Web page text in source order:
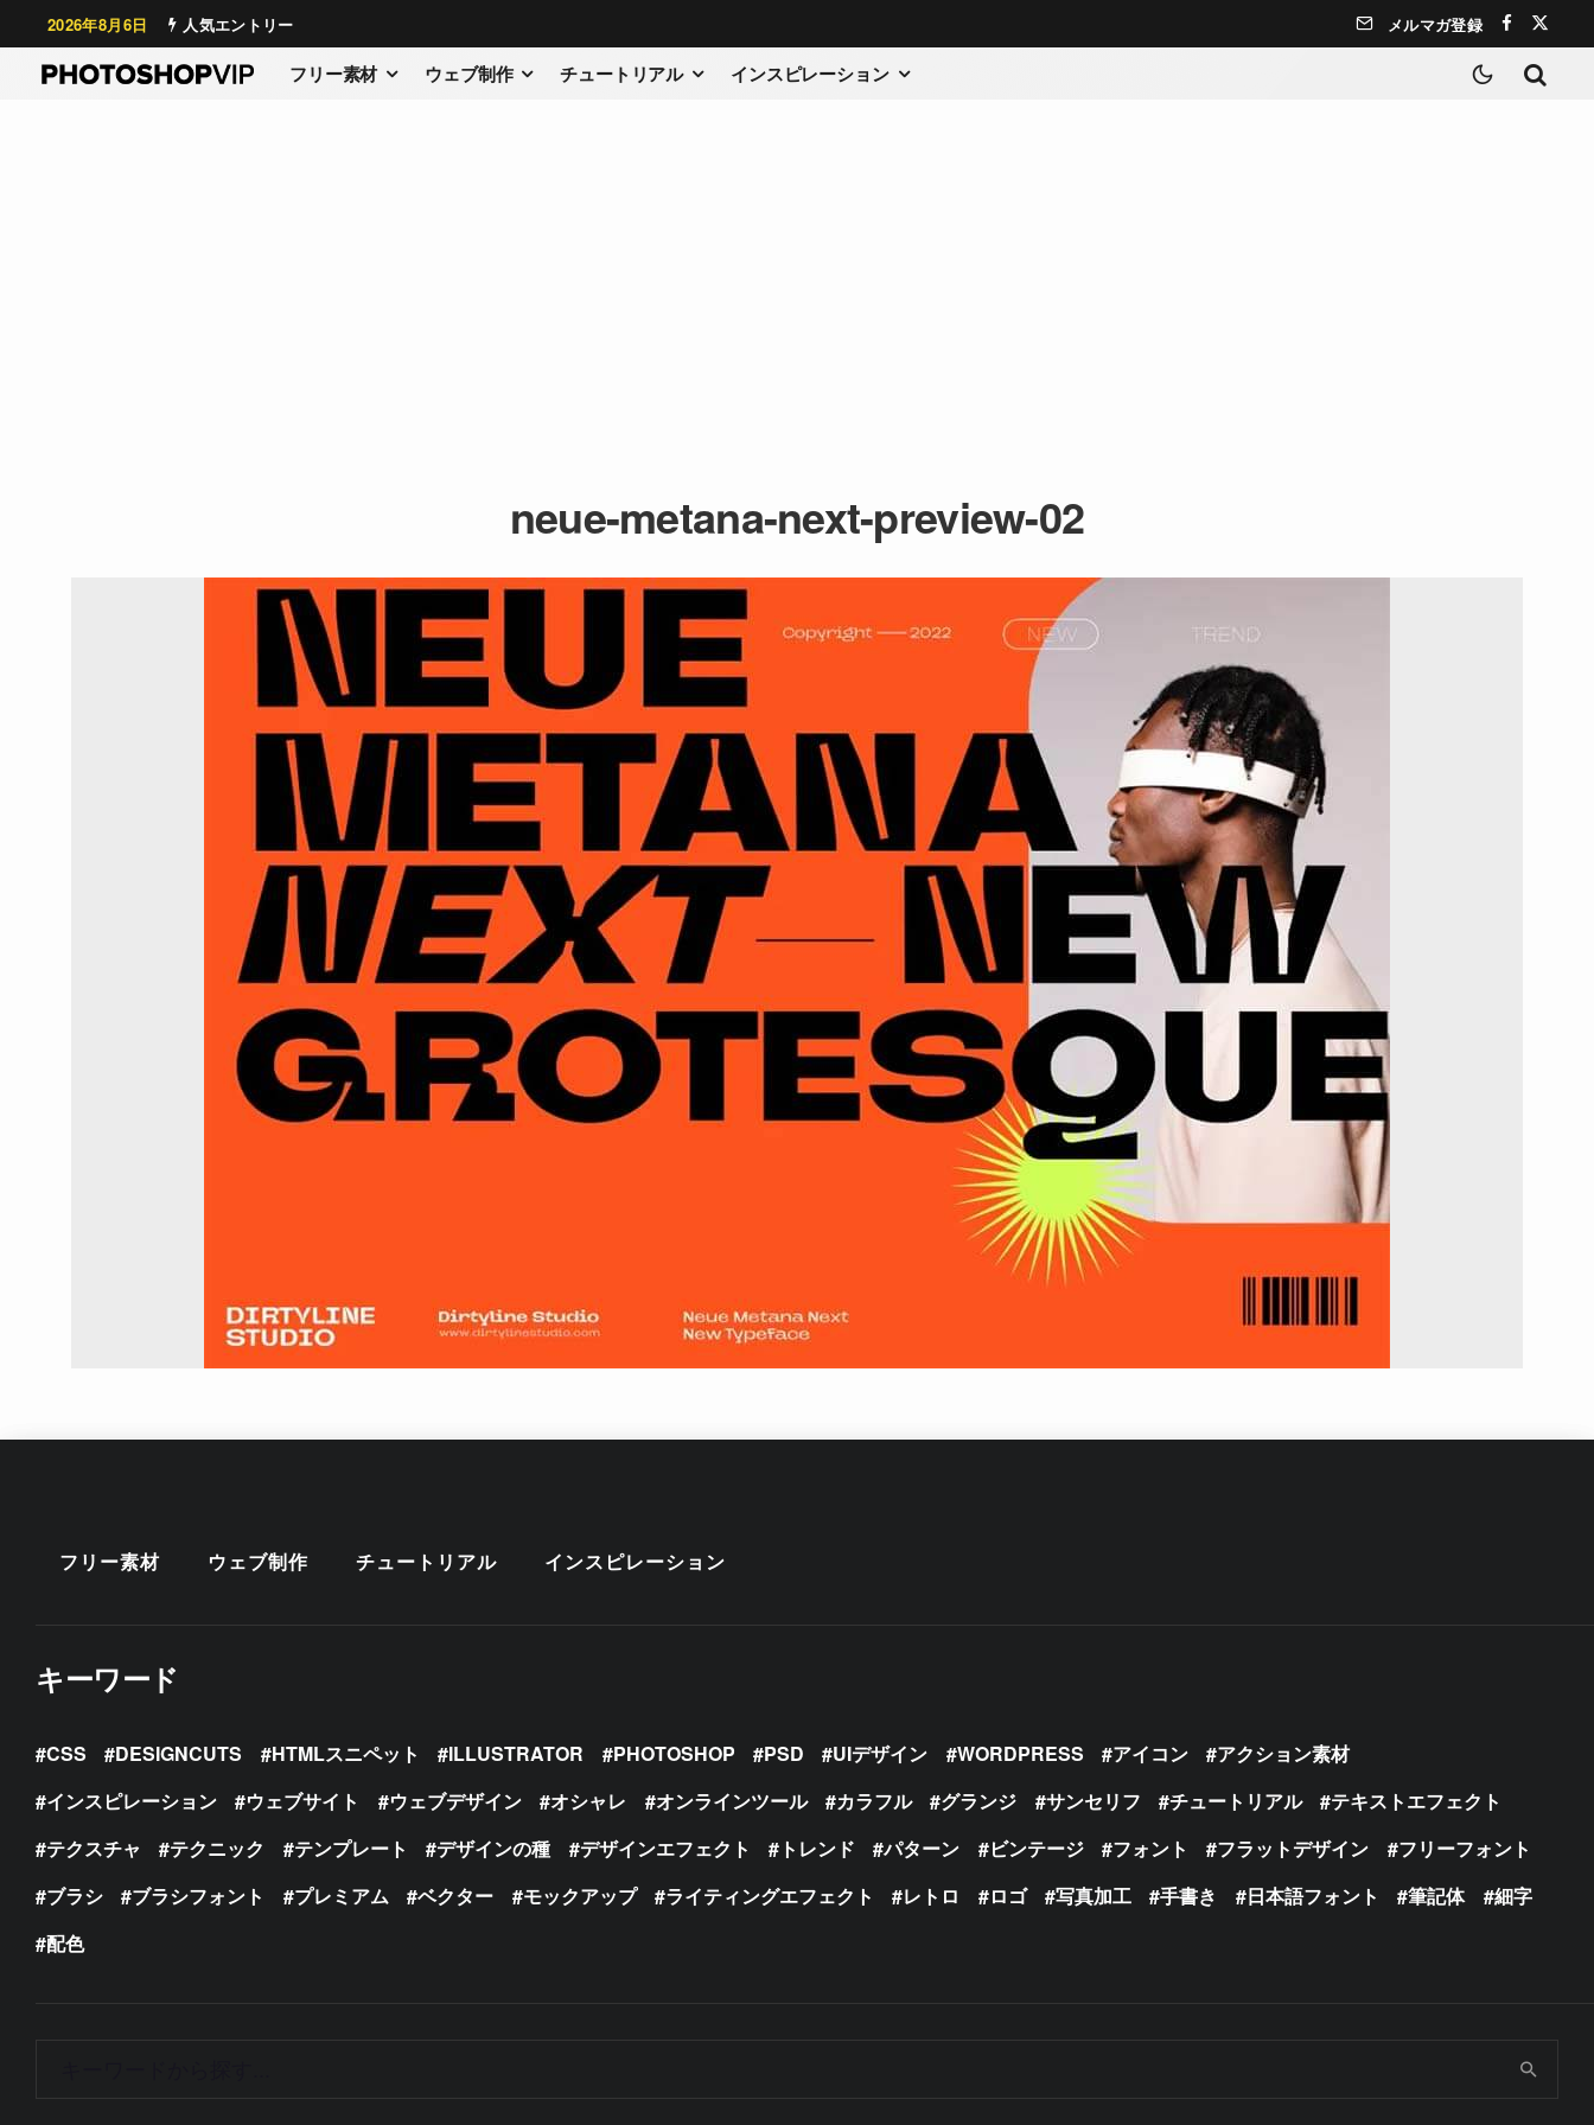
2026年8月6日 人気エントリー メルマガ登録
フリー素材 ウェブ制作 チュートリアル インスピレーション
neue-metana-next-preview-02
フリー素材 ウェブ制作 チュートリアル インスピレーション
キーワード
CSS DESIGNCUTS HTMLスニペット ILLUSTRATOR PHOTOSHOP PSD UIデザイン WORDPRESS アイコン
アクション素材
インスピレーション
ウェブサイト ウェブデザイン オシャレ オンラインツール カラフル グランジ サンセリフ チュートリアル
テキストエフェクト
テクスチャ
テクニック テンプレート デザインの種 デザインエフェクト トレンド パターン ビンテージ フォント フラットデザイン
フリーフォント
ブラシ
ブラシフォント プレミアム ベクター モックアップ ライティングエフェクト レトロ ロゴ 写真加工 手書き 日本語フォント 筆記体
細字
配色